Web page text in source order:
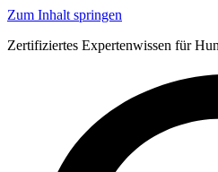
Zum Inhalt springen
Zertifiziertes Expertenwissen für